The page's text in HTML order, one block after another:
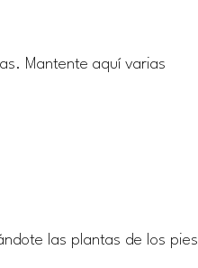
Mantente aquí varias
las plantas de los pies